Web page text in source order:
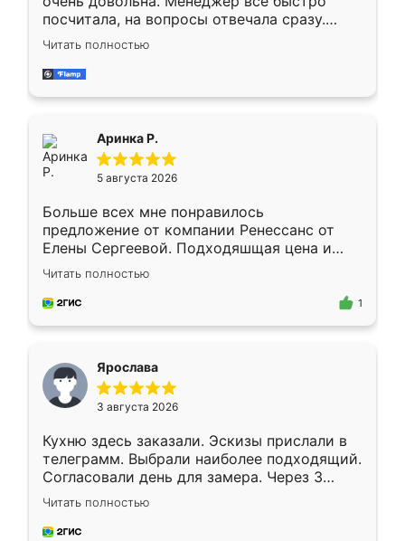
посчитала, на вопросы отвечала сразу.
Замерщик приехал в субботу, подошёл к
делу со всей ответственностью. Собрали
за день, ребята работали аккуратно, даже
Читать полностью
Аринка Р.
5 августа 2026
Больше всех мне понравилось
предложение от компании Ренессанс от
Елены Сергеевой. Подходяшщая цена и
короткие сроки изготовления. Приехавший
для замера сотрудник Владислав
предложил по моему эскизу самый
Читать полностью
1
Ярослава
3 августа 2026
Кухню здесь заказали. Эскизы прислали в
телеграмм. Выбрали наиболее подходящий.
Согласовали день для замера. Через 3
недели кухня была уже готова. Остались
довольны работой. Спасибо Ренессанс
мебель за качественную работу!
Читать полностью